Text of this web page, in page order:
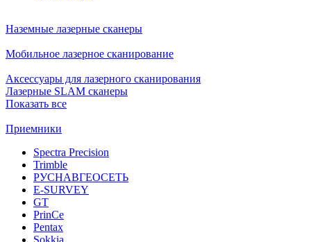
Наземные лазерные сканеры
Мобильное лазерное сканирование
Аксессуары для лазерного сканирования
Лазерные SLAM сканеры
Показать все
Приемники
Spectra Precision
Trimble
РУСНАВГЕОСЕТЬ
E-SURVEY
GT
PrinCe
Pentax